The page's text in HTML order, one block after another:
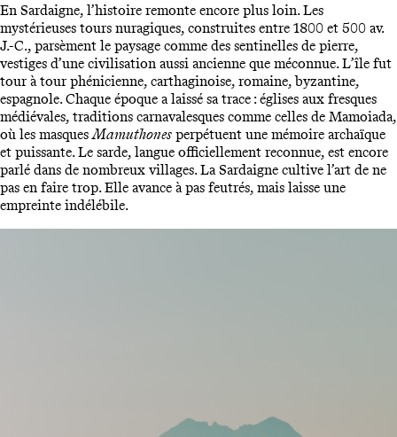
En Sardaigne, l’histoire remonte encore plus loin. Les
mystérieuses tours nuragiques, construites entre 1800 et 500 av.
J.-C., parsèment le paysage comme des sentinelles de pierre,
vestiges d’une civilisation aussi ancienne que méconnue. L’île fut
tour à tour phénicienne, carthaginoise, romaine, byzantine,
espagnole. Chaque époque a laissé sa trace : églises aux fresques
médiévales, traditions carnavalesques comme celles de Mamoiada,
où les masques Mamuthones perpétuent une mémoire archaïque
et puissante. Le sarde, langue officiellement reconnue, est encore
parlé dans de nombreux villages. La Sardaigne cultive l’art de ne
pas en faire trop. Elle avance à pas feutrés, mais laisse une
empreinte indélébile.